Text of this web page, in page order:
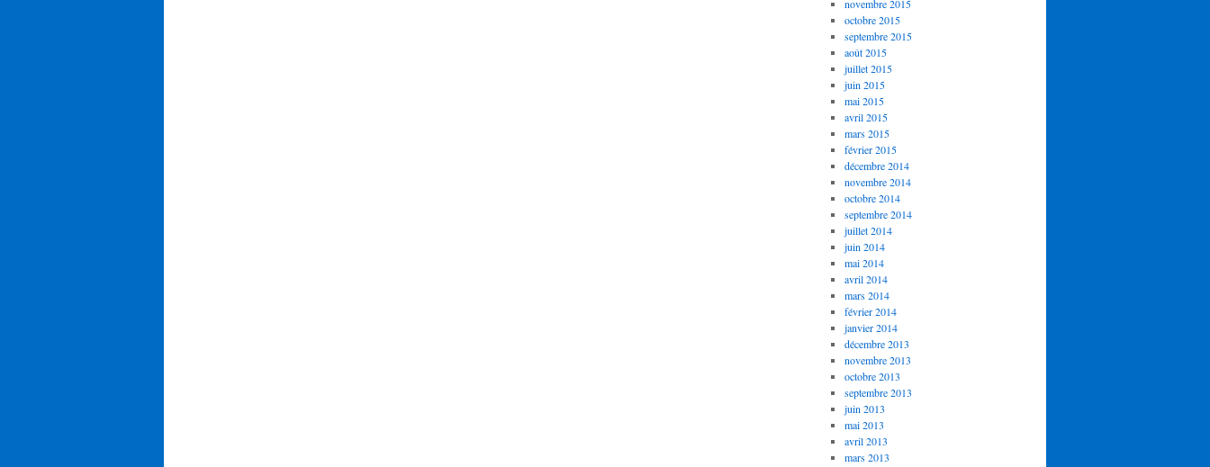
novembre 2015
octobre 2015
septembre 2015
août 2015
juillet 2015
juin 2015
mai 2015
avril 2015
mars 2015
février 2015
décembre 2014
novembre 2014
octobre 2014
septembre 2014
juillet 2014
juin 2014
mai 2014
avril 2014
mars 2014
février 2014
janvier 2014
décembre 2013
novembre 2013
octobre 2013
septembre 2013
juin 2013
mai 2013
avril 2013
mars 2013